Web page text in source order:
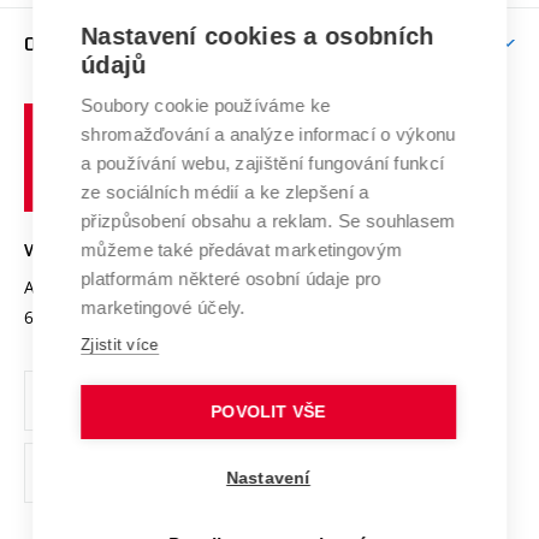
E-přihláška
Doktorské studium
Podpora podnikání
Mezinárodní vědecká rada
Systém zajišťování kvality výzkumu
Výzkumné infrastruktury
Transfer znalostí
Open Science
Projekty
Projekty ze strukturálních fondů
Specifický výzkum
Zahraniční spolupráce
Spolupráce se školami
Služby univerzity
Mezinárodní dohody
Univerzitní sítě
O UNIVERZITĚ
Profil univerzity
Udržitelná univerzita
Podnikavá univerzita / ContriBUTe
Bezpečná univerzita
Vyznamenání
Organizační struktura
Ochrana osobních údajů
odkaz)
učení
technické
VYSOKÉ UČENÍ TECHNICKÉ V BRNĚ
Antonínská 548/1
602 00 Brno
www.vut.cz
vut@vutbr.cz
Nastavení cookies a osobních
údajů
Soubory cookie používáme ke
shromažďování a analýze informací o výkonu
a používání webu, zajištění fungování funkcí
ze sociálních médií a ke zlepšení a
přizpůsobení obsahu a reklam. Se souhlasem
můžeme také předávat marketingovým
platformám některé osobní údaje pro
marketingové účely.
Zjistit více
POVOLIT VŠE
Nastavení